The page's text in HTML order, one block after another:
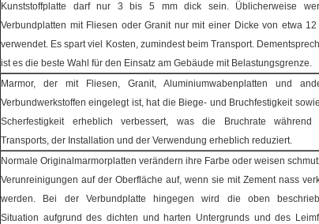
Kunststoffplatte darf nur 3 bis 5 mm dick sein. Üblicherweise
Verbundplatten mit Fliesen oder Granit nur mit einer Dicke von etwa 12
verwendet. Es spart viel Kosten, zumindest beim Transport.
ist es die beste Wahl für den Einsatz am Gebäude mit Belastungsgrenze.
Marmor, der mit Fliesen, Granit, Aluminiumwabenplatten und
Verbundwerkstoffen eingelegt ist, hat die Biege- und Bruchfestigkeit
Scherfestigkeit erheblich verbessert, was die Bruchrate während
Transports, der Installation und der Verwendung erheblich reduziert.
Normale Originalmarmorplatten verändern ihre Farbe oder weisen
Verunreinigungen auf der Oberfläche auf, wenn sie mit Zement nass
werden. Bei der Verbundplatte hingegen wird die oben
Situation aufgrund des dichten und harten Untergrunds und des